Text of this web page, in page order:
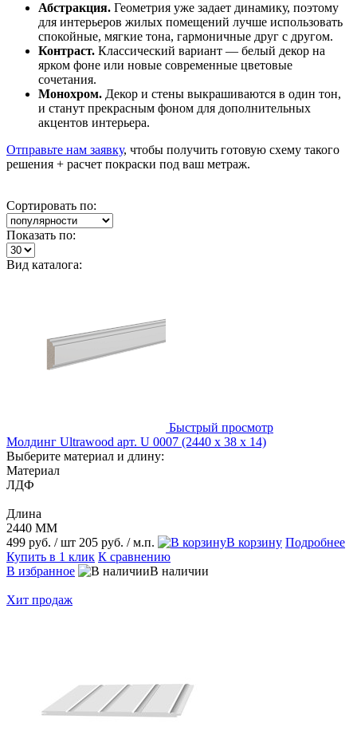
Абстракция. Геометрия уже задает динамику, поэтому
для интерьеров жилых помещений лучше использовать
спокойные, мягкие тона, гармоничные друг с другом.
Контраст. Классический вариант — белый декор на
ярком фоне или новые современные цветовые
сочетания.
Монохром. Декор и стены выкрашиваются в один тон,
и станут прекрасным фоном для дополнительных
акцентов интерьера.
Отправьте нам заявку, чтобы получить готовую схему такого
решения + расчет покраски под ваш метраж.
Сортировать по:
Показать по:
Вид каталога:
Быстрый просмотр
Молдинг Ultrawood арт. U 0007 (2440 х 38 х 14)
Выберите материал и длину:
Материал
ЛДФ
Длина
2440 ММ
499 руб. / шт 205 руб. / м.п. В корзину Подробнее
Купить в 1 клик К сравнению
В избранное
В наличии
Хит продаж